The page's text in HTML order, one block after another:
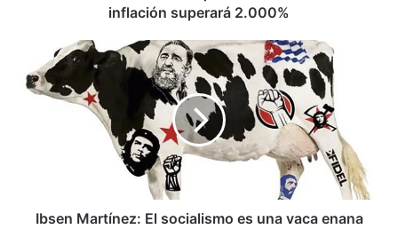
inflación superará 2.000%
Martínez:
socialismo
Ibsen Martínez: El socialismo es una vaca enana